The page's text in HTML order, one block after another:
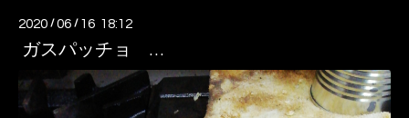
2020 /06 / 16 18:12
ガスパッチョ …